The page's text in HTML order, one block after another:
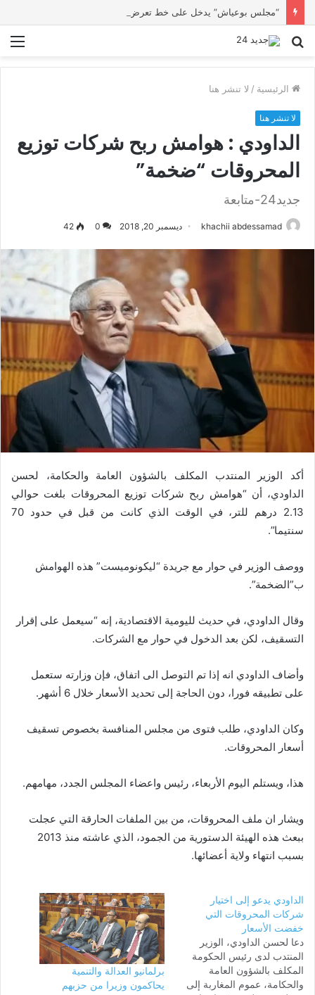
بحث
الرئيسية / لا تنشر هنا
لا تنشر هنا
الداودي : هوامش ربح شركات توزيع
المحروقات “ضخمة”
جديد24-متابعة
khachii abdessamad ديسمبر 20, 2018 0
42
أكد الوزير المنتدب المكلف بالشؤون العامة والحكامة، لحسن
الداودي، أن “هوامش ربح شركات توزيع المحروقات بلغت حوالي
2.13 درهم للتر، في الوقت الذي كانت من قبل في حدود 70
سنتيما”.
ووصف الوزير في حوار مع جريدة “ليكونوميست” هذه الهوامش
ب”الضخمة”.
وقال الداودي، في حديث لليومية الاقتصادية، إنه “سيعمل على إقرار
التسقيف، لكن بعد الدخول في حوار مع الشركات.
وأضاف الداودي انه إذا تم التوصل الى اتفاق، فإن وزارته ستعمل
على تطبيقه فورا، دون الحاجة إلى تحديد الأسعار خلال 6 أشهر.
وكان الداودي، طلب فتوى من مجلس المنافسة بخصوص تسقيف
أسعار المحروقات.
هذا، ويستلم اليوم الأربعاء، رئيس واعضاء المجلس الجدد، مهامهم.
ويشار ان ملف المحروقات، من بين الملفات الحارقة التي عجلت
ببعث هذه الهيئة الدستورية من الجمود، الذي عاشته منذ 2013
بسبب انتهاء ولاية أعضائها.
الداودي يدعو إلى اختيار
شركات المحروقات التي
خفضت الأسعار
دعا لحسن الداودي، الوزير
المنتدب لدى رئيس الحكومة
المكلف بالشؤون العامة
والحكامة، عموم المغاربة إلى
برلمانيو العدالة والتنمية
يحاكمون وزيرا من حزبهم